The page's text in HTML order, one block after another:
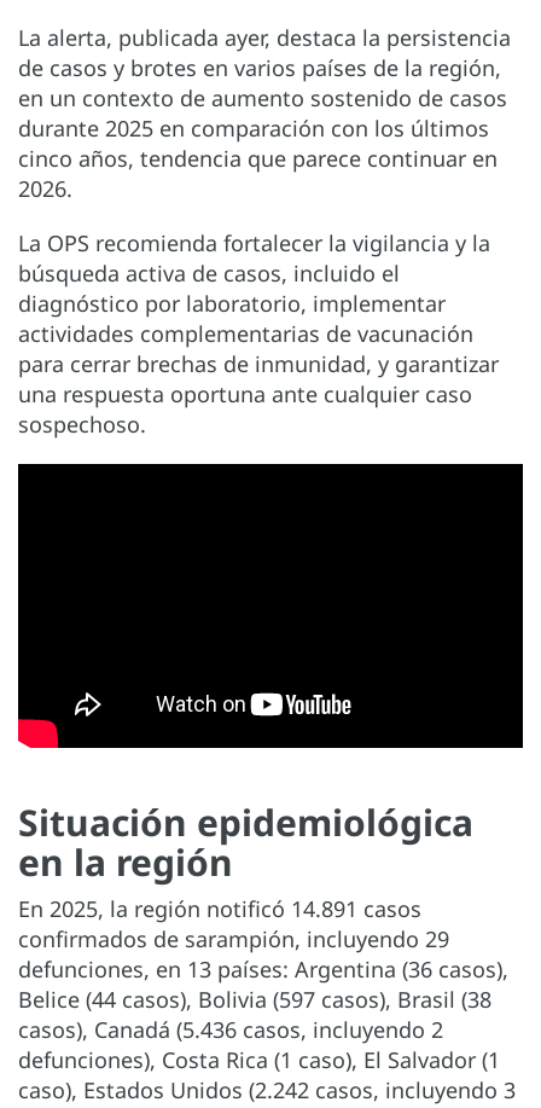
La alerta, publicada ayer, destaca la persistencia
de casos y brotes en varios países de la región,
en un contexto de aumento sostenido de casos
durante 2025 en comparación con los últimos
cinco años, tendencia que parece continuar en
2026.
La OPS recomienda fortalecer la vigilancia y la
búsqueda activa de casos, incluido el
diagnóstico por laboratorio, implementar
actividades complementarias de vacunación
para cerrar brechas de inmunidad, y garantizar
una respuesta oportuna ante cualquier caso
sospechoso.
Situación epidemiológica
en la región
En 2025, la región notificó 14.891 casos
confirmados de sarampión, incluyendo 29
defunciones, en 13 países: Argentina (36 casos),
Belice (44 casos), Bolivia (597 casos), Brasil (38
casos), Canadá (5.436 casos, incluyendo 2
defunciones), Costa Rica (1 caso), El Salvador (1
caso), Estados Unidos (2.242 casos, incluyendo 3